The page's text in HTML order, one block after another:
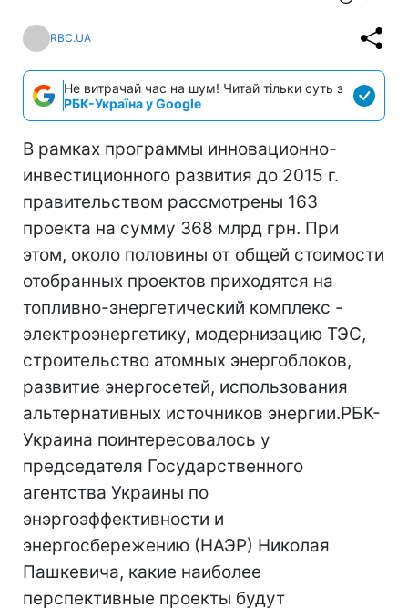
RBC.UA
Не витрачай час на шум! Читай тільки суть з
РБК-Україна у Google
В рамках программы инновационно-
инвестиционного развития до 2015 г.
правительством рассмотрены 163
проекта на сумму 368 млрд грн. При
этом, около половины от общей стоимости
отобранных проектов приходятся на
топливно-энергетический комплекс -
электроэнергетику, модернизацию ТЭС,
строительство атомных энергоблоков,
развитие энергосетей, использования
альтернативных источников энергии.РБК-
Украина поинтересовалось у
председателя Государственного
агентства Украины по
энэргоэффективности и
энергосбережению (НАЭР) Николая
Пашкевича, какие наиболее
перспективные проекты будут